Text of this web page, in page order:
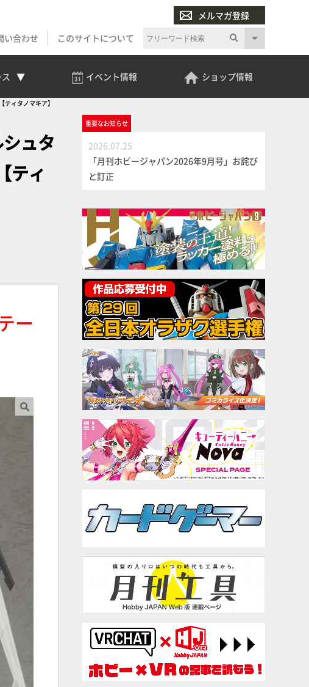
メルマガ登録
い合わせ このサイトについて
イベント情報 ショップ情報
ィタノマキア】
ュタ
ティ
ー
重要なお知らせ
2026.07.25
「月刊ホビージャパン2026年9月号」お詫び
と訂正